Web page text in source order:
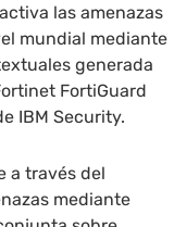
las amenazas
mundial mediante
generada
FortiGuard
IBM Security.
a través del
mediante